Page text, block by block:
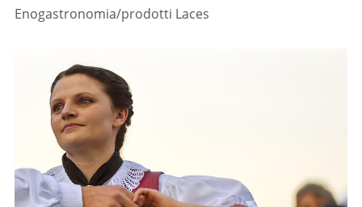
Enogastronomia/prodotti Laces